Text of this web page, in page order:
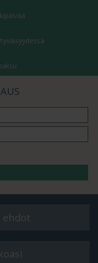
ehdot